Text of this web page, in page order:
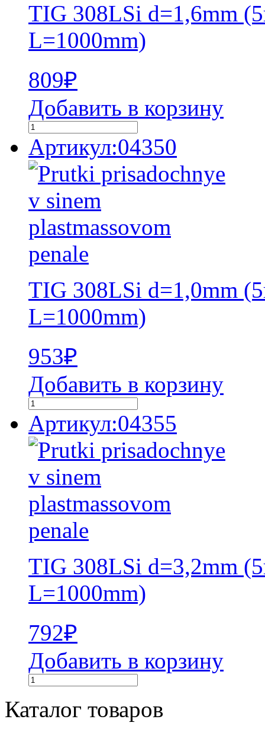
TIG 308LSi d=1,6mm
L=1000mm)
809₽
Добавить в корзину
Артикул:04350
TIG 308LSi d=1,0mm
L=1000mm)
953₽
Добавить в корзину
Артикул:04355
TIG 308LSi d=3,2mm
L=1000mm)
792₽
Добавить в корзину
Каталог товаров